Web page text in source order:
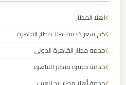
اهلا المطار
كم سعر خدمة اهلا مطار القاهرة
خدمه مطار القاهرة الدولى
خدمة مميزة بمطار القاهرة
ليموزين
العلمين